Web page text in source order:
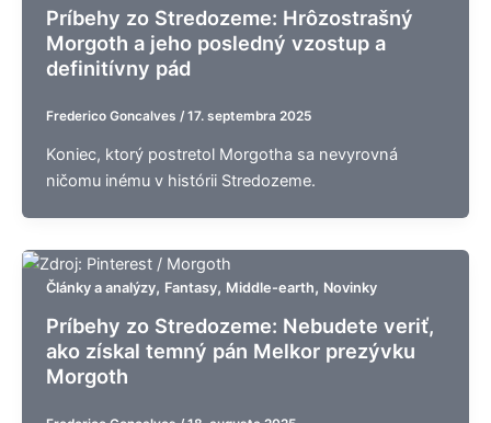
Príbehy zo Stredozeme: Hrôzostrašný
Morgoth a jeho posledný vzostup a
definitívny pád
Frederico Goncalves / 17. septembra 2025
Koniec, ktorý postretol Morgotha sa nevyrovná
ničomu inému v histórii Stredozeme.
Články a analýzy, Fantasy, Middle-earth, Novinky
Príbehy zo Stredozeme: Nebudete veriť,
ako získal temný pán Melkor prezývku
Morgoth